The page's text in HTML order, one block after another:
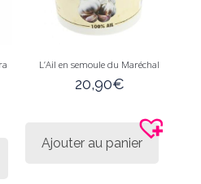
produit
L’Ail en semoule du Maréchal
20,90€
Ajouter au panier